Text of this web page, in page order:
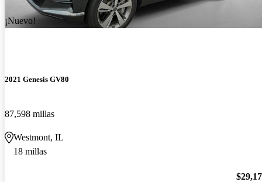
¡Nuevo!
2021 Genesis GV80
87,598 millas
Westmont, IL
18 millas